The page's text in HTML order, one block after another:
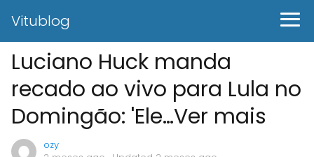
Vitublog
Luciano Huck manda
recado ao vivo para Lula no
Domingão: 'Ele…Ver mais
ozy